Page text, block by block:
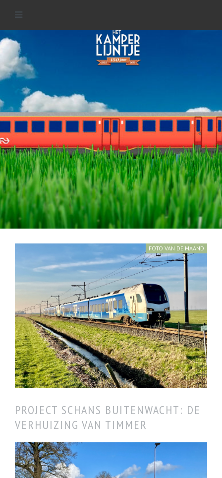
Welkom op de website van het
KamperLijntje
MEER INFORMATIE
FOTO VAN DE MAAND
Zwolle maart 2025
PROJECT SCHANS BUITENWACHT: DE
VERHUIZING VAN TIMMER